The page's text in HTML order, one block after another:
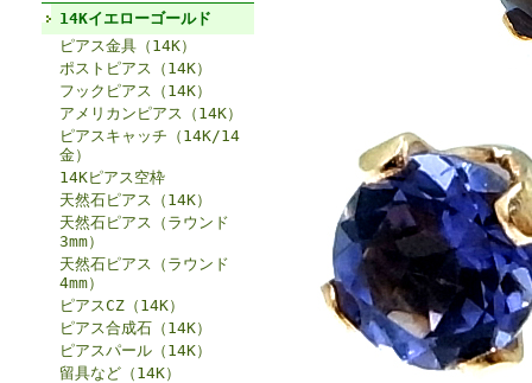
14Kイエローゴールド
ピアス金具（14K）
ポストピアス（14K）
フックピアス（14K）
アメリカンピアス（14K）
ピアスキャッチ（14K/14
金）
14Kピアス空枠
天然石ピアス（14K）
天然石ピアス（ラウンド
3mm）
天然石ピアス（ラウンド
4mm）
ピアスCZ（14K）
ピアス合成石（14K）
ピアスパール（14K）
留具など（14K）